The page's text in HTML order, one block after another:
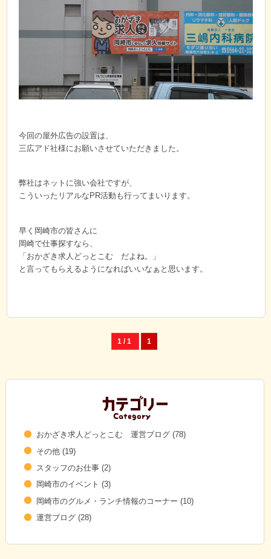
今回の屋外広告の設置は、
三広アド社様にお願いさせていただきました。
弊社はネットに強い会社ですが、
こういったリアルなPR活動も行ってまいります。
早く岡崎市の皆さんに
岡崎で仕事探すなら、
「おかざき求人どっとこむ だよね。」
と言ってもらえるようになればいいなぁと思います。
1 / 1 1
おかざき求人どっとこむ 運営ブログ(78)
その他(19)
スタッフのお仕事(2)
岡崎市のイベント (3)
岡崎市のグルメ・ランチ情報のコーナー (10)
運営ブログ(28)